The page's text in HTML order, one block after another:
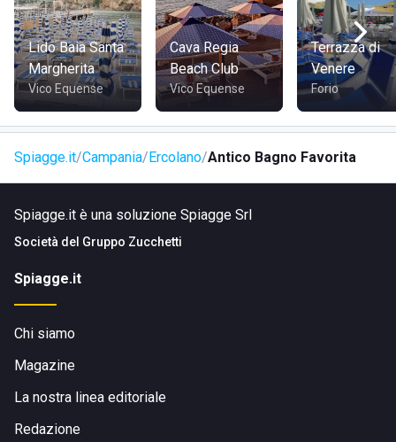
Lido Baia Santa
Margherita
Vico Equense
Cava Regia
Beach Club
Vico Equense
Terrazza di
Venere
Forio
Spiagge.it Campania Ercolano Antico Bagno Favorita
Spiagge.it è una soluzione Spiagge Srl
Società del Gruppo Zucchetti
Spiagge.it
Chi siamo
Magazine
La nostra linea editoriale
Redazione